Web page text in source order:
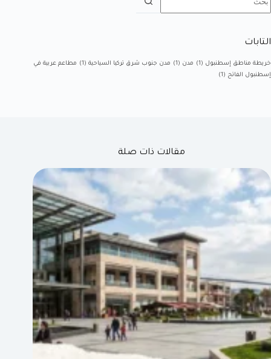
التابات
خريطة مناطق إسطنبول (1) مدن (1) مدن جنوب شرق تركيا السياحية (1)
مطاعم عربية في
إسطنبول الفاتح (1)
مقالات ذات صلة